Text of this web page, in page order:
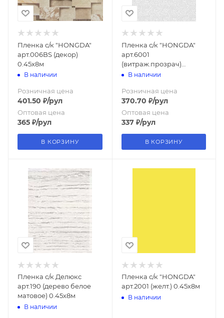
Пленка с/к "HONGDA"
арт.006BS (декор)
0.45х8м
В наличии
Розничная цена
401.50 ₽/рул
Оптовая цена
365 ₽/рул
В КОРЗИНУ
Пленка с/к "HONGDA"
арт.6001
(витраж.прозрач)
0.45х8м
В наличии
Розничная цена
370.70 ₽/рул
Оптовая цена
337₽/рул
В КОРЗИНУ
Пленка с/к Делюкс
арт.190 (дерево белое
матовое) 0.45х8м
В наличии
Пленка с/к "HONGDA"
арт.2001 (желт.) 0.45х8м
В наличии